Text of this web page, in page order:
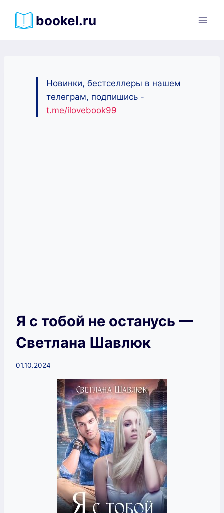
bookel.ru
Новинки, бестселлеры в нашем
телеграм, подпишись -
t.me/ilovebook99
Я с тобой не останусь —
Светлана Шавлюк
01.10.2024